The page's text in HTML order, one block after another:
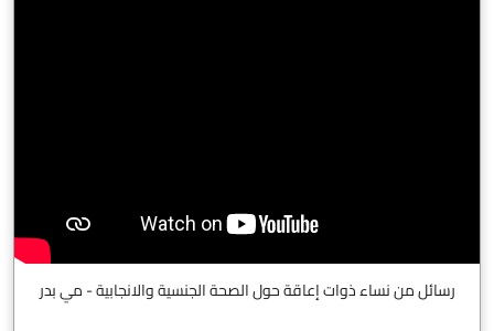
رسائل من نساء ذوات إعاقة حول الصحة الجنسية والانجابية - مي بدر